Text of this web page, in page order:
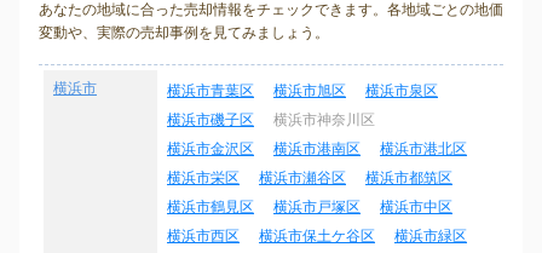
あなたの地域に合った売却情報をチェックできます。各地域ごとの地価
変動や、実際の売却事例を見てみましょう。
横浜市 横浜市青葉区 横浜市旭区
横浜市泉区
横浜市磯子区
横浜市神奈川区
横浜市金沢区
横浜市港南区
横浜市港北区
横浜市栄区
横浜市瀬谷区
横浜市都筑区
横浜市鶴見区
横浜市戸塚区
横浜市中区
横浜市西区
横浜市保土ケ谷区
横浜市緑区